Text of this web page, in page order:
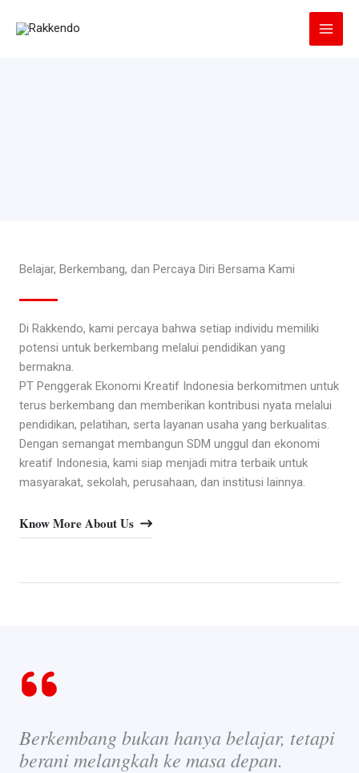
Belajar, Berkembang, dan Percaya Diri Bersama Kami
Di Rakkendo, kami percaya bahwa setiap individu memiliki
potensi untuk berkembang melalui pendidikan yang
bermakna.
PT Penggerak Ekonomi Kreatif Indonesia berkomitmen untuk
terus berkembang dan memberikan kontribusi nyata melalui
pendidikan, pelatihan, serta layanan usaha yang berkualitas.
Dengan semangat membangun SDM unggul dan ekonomi
kreatif Indonesia, kami siap menjadi mitra terbaik untuk
masyarakat, sekolah, perusahaan, dan institusi lainnya.
Know More About Us
Berkembang bukan hanya belajar, tetapi
berani melangkah ke masa depan.